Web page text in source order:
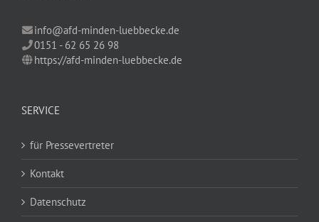
info@afd-minden-luebbecke.de
0151 - 62 65 26 98
https://afd-minden-luebbecke.de
SERVICE
für Pressevertreter
Kontakt
Datenschutz